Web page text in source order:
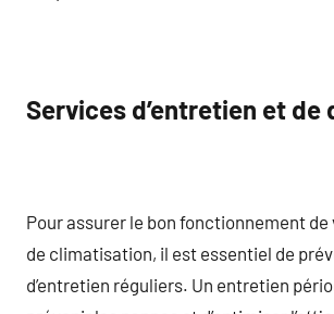
Services d’entretien et de
Pour assurer le bon fonctionnement de
de climatisation, il est essentiel de
d’entretien réguliers. Un entretien